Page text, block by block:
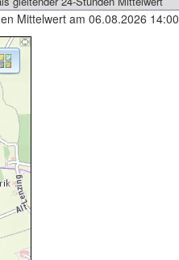
Mittelwert am 06.08.2026 14:00